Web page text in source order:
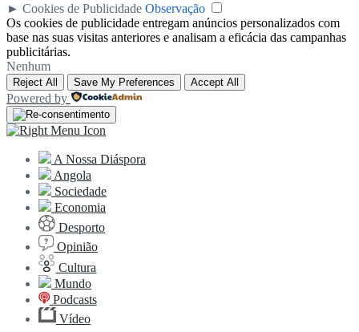
► Cookies de Publicidade Observação
Os cookies de publicidade entregam anúncios personalizados com
base nas suas visitas anteriores e analisam a eficácia das campanhas
publicitárias.
Nenhum
Reject All Save My Preferences Accept All
Powered by
A Nossa Diáspora
Angola
Sociedade
Economia
Desporto
Opinião
Cultura
Mundo
Podcasts
Vídeo